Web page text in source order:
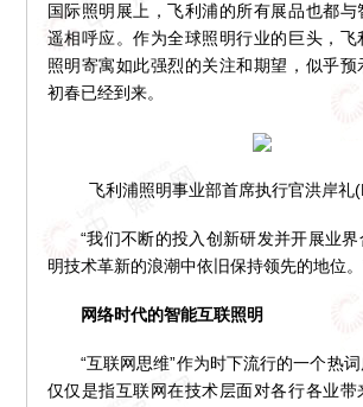
国际照明展上，飞利浦的所有展品也都与
遥相呼应。作为全球照明行业的巨头，飞
照明寄寓如此强烈的关注和期望，似乎预
初春已经到来。
飞利浦照明事业部首席执行官洪岸礼
“我们不断的投入创新研发并开展业界
明技术革新的浪潮中依旧保持领先的地位。
网络时代的智能互联照明
“互联网思维”作为时下流行的一个热词
仅仅是指互联网在技术层面对各行各业带